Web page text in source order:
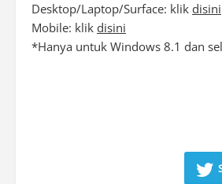
Desktop/Laptop/Surface: klik disini
Mobile: klik disini
*Hanya untuk Windows 8.1 dan